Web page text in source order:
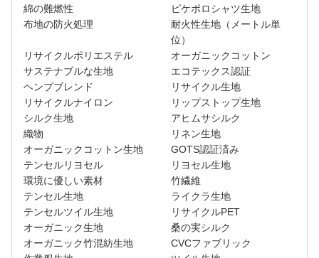
綿の難燃性
ピケポロシャツ生地
布地の防火処理
耐火性生地（メートル単
位）
リサイクルポリエステル
オーガニックコットン
サステナブルな生地
エコテックス認証
ヘンプブレンド
リサイクル生地
リサイクルナイロン
リップストップ生地
シルク生地
アヒムサシルク
織物
リネン生地
オーガニックコットン生地
GOTS認証済み
テンセルリヨセル
リヨセル生地
環境に優しい素材
竹繊維
テンセル生地
ライクラ生地
テンセルツイル生地
リサイクルPET
オーガニック生地
桑の実シルク
オーガニック竹混紡生地
CVCファブリック